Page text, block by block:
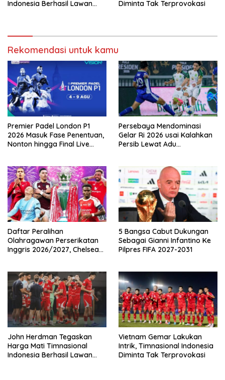
Indonesia Berhasil Lawan
Diminta Tak Terprovokasi
Rekomendasi untuk kamu
Premier Padel London P1
2026 Masuk Fase Penentuan,
Nonton hingga Final Live
Persebaya Mendominasi
Gelar Ri 2026 usai Kalahkan
Persib Lewat Adu
Daftar Peralihan
Olahragawan Perserikatan
Inggris 2026/2027, Chelsea
5 Bangsa Cabut Dukungan
Sebagai Gianni Infantino Ke
Pilpres FIFA 2027-2031
John Herdman Tegaskan
Harga Mati Timnasional
Indonesia Berhasil Lawan
Vietnam Gemar Lakukan
Intrik, Timnasional Indonesia
Diminta Tak Terprovokasi